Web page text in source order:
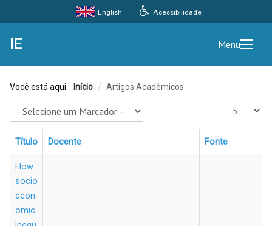
Acessibilidade
English
IE Menu
Você está aqui: Início / Artigos Acadêmicos
Exibir #
Título Docente Fonte
How
socio
econ
omic